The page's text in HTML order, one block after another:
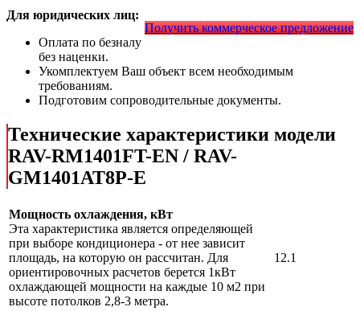
Получить коммерческое предложение
Для юридических лиц:
Оплата по безналу
без наценки.
Укомплектуем Ваш объект всем необходимым
требованиям.
Подготовим сопроводительные документы.
Технические характеристики модели
RAV-RM1401FT-EN / RAV-
GM1401AT8P-E
Мощность охлаждения, кВт
Эта характеристика является определяющей
при выборе кондиционера - от нее зависит
площадь, на которую он рассчитан. Для
ориентировочных расчетов берется 1кВт
охлаждающей мощности на каждые 10 м2 при
высоте потолков 2,8-3 метра.
12.1